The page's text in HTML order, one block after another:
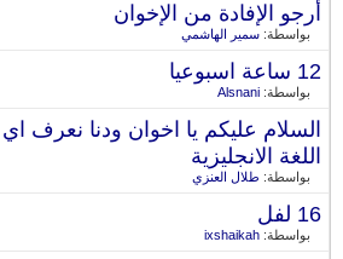
أرجو الإفادة من الإخوان
بواسطة:سمير الهاشمي
12 ساعة اسبوعيا
بواسطة:Alsnani
السلام عليكم يا اخوان ودنا نعرف
اللغة الانجليزية
بواسطة:طلال العنزي
16 لفل
بواسطة:ixshaikah